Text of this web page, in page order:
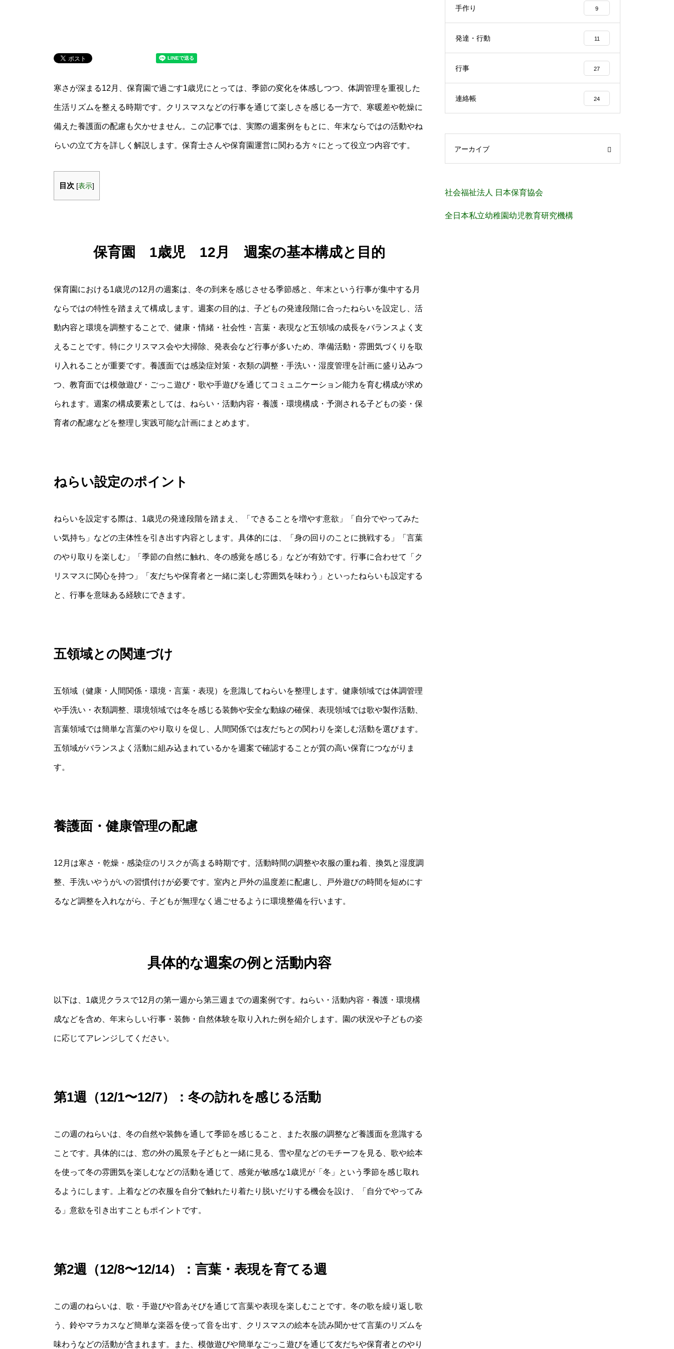
寒さが深まる12月、保育園で過ごす1歳児にとっては、季節の変化を体感しつつ、体調管理を重視した
生活リズムを整える時期です。クリスマスなどの行事を通じて楽しさを感じる一方で、寒暖差や乾燥に
備えた養護面の配慮も欠かせません。この記事では、実際の週案例をもとに、年末ならではの活動やね
らいの立て方を詳しく解説します。保育士さんや保育園運営に関わる方々にとって役立つ内容です。
目次 [表示]
保育園 1歳児 12月 週案の基本構成と目的
保育園における1歳児の12月の週案は、冬の到来を感じさせる季節感と、年末という行事が集中する月
ならではの特性を踏まえて構成します。週案の目的は、子どもの発達段階に合ったねらいを設定し、活
動内容と環境を調整することで、健康・情緒・社会性・言葉・表現など五領域の成長をバランスよく支
えることです。特にクリスマス会や大掃除、発表会など行事が多いため、準備活動・雰囲気づくりを取
り入れることが重要です。養護面では感染症対策・衣類の調整・手洗い・湿度管理を計画に盛り込みつ
つ、教育面では模倣遊び・ごっこ遊び・歌や手遊びを通じてコミュニケーション能力を育む構成が求め
られます。週案の構成要素としては、ねらい・活動内容・養護・環境構成・予測される子どもの姿・保
育者の配慮などを整理し実践可能な計画にまとめます。
ねらい設定のポイント
ねらいを設定する際は、1歳児の発達段階を踏まえ、「できることを増やす意欲」「自分でやってみた
い気持ち」などの主体性を引き出す内容とします。具体的には、「身の回りのことに挑戦する」「言葉
のやり取りを楽しむ」「季節の自然に触れ、冬の感覚を感じる」などが有効です。行事に合わせて「ク
リスマスに関心を持つ」「友だちや保育者と一緒に楽しむ雰囲気を味わう」といったねらいも設定する
と、行事を意味ある経験にできます。
五領域との関連づけ
五領域（健康・人間関係・環境・言葉・表現）を意識してねらいを整理します。健康領域では体調管理
や手洗い・衣類調整、環境領域では冬を感じる装飾や安全な動線の確保、表現領域では歌や製作活動、
言葉領域では簡単な言葉のやり取りを促し、人間関係では友だちとの関わりを楽しむ活動を選びます。
五領域がバランスよく活動に組み込まれているかを週案で確認することが質の高い保育につながりま
す。
養護面・健康管理の配慮
12月は寒さ・乾燥・感染症のリスクが高まる時期です。活動時間の調整や衣服の重ね着、換気と湿度調
整、手洗いやうがいの習慣付けが必要です。室内と戸外の温度差に配慮し、戸外遊びの時間を短めにす
るなど調整を入れながら、子どもが無理なく過ごせるように環境整備を行います。
具体的な週案の例と活動内容
以下は、1歳児クラスで12月の第一週から第三週までの週案例です。ねらい・活動内容・養護・環境構
成などを含め、年末らしい行事・装飾・自然体験を取り入れた例を紹介します。園の状況や子どもの姿
に応じてアレンジしてください。
第1週（12/1〜12/7）：冬の訪れを感じる活動
この週のねらいは、冬の自然や装飾を通して季節を感じること、また衣服の調整など養護面を意識する
ことです。具体的には、窓の外の風景を子どもと一緒に見る、雪や星などのモチーフを見る、歌や絵本
を使って冬の雰囲気を楽しむなどの活動を通じて、感覚が敏感な1歳児が「冬」という季節を感じ取れ
るようにします。上着などの衣服を自分で触れたり着たり脱いだりする機会を設け、「自分でやってみ
る」意欲を引き出すこともポイントです。
第2週（12/8〜12/14）：言葉・表現を育てる週
この週のねらいは、歌・手遊びや音あそびを通じて言葉や表現を楽しむことです。冬の歌を繰り返し歌
う、鈴やマラカスなど簡単な楽器を使って音を出す、クリスマスの絵本を読み聞かせて言葉のリズムを
味わうなどの活動が含まれます。また、模倣遊びや簡単なごっこ遊びを通じて友だちや保育者とのやり
手作り 9
発達・行動 11
行事 27
連絡帳 24
アーカイブ
社会福祉法人 日本保育協会
全日本私立幼稚園幼児教育研究機構